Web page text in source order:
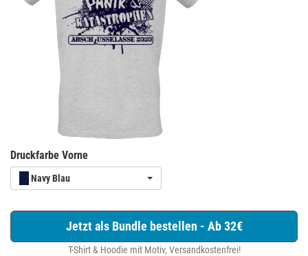
Druckfarbe Vorne
Navy Blau
Jetzt als Bundle bestellen - Ab 32€
T-Shirt & Hoodie mit Motiv, Versandkostenfrei!